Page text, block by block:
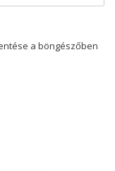
a böngészőben